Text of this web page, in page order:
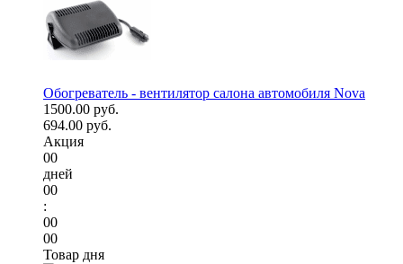
Обогреватель - вентилятор салона автомобиля Nova
1500.00 руб.
694.00 руб.
Акция
00
дней
00
:
00
00
Товар дня